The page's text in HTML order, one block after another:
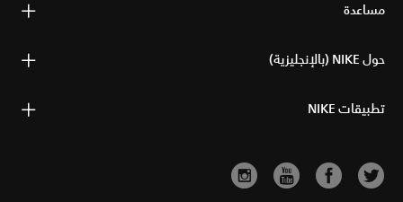
مساعدة
حول NIKE (بالإنجليزية)
تطبيقات NIKE